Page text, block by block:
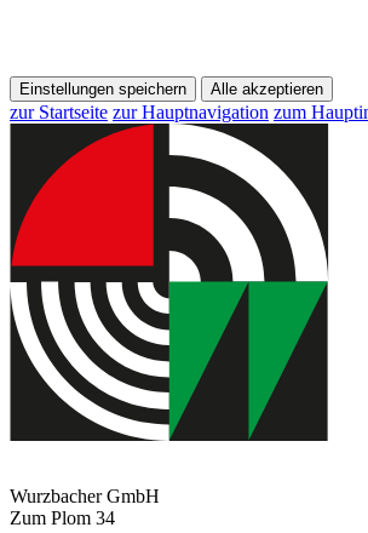
Einstellungen speichern Alle akzeptieren
zur Startseite zur Hauptnavigation zum
Wurzbacher GmbH
Zum Plom 34